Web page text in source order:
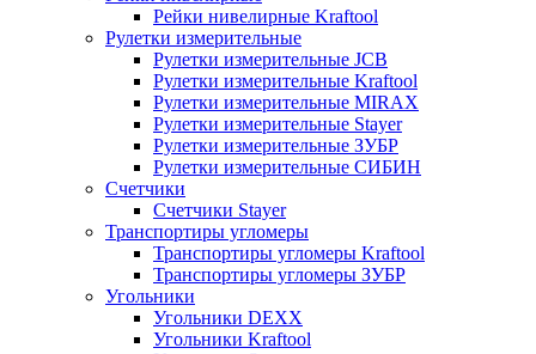
Рейки нивелирные Kraftool
Рулетки измерительные
Рулетки измерительные JCB
Рулетки измерительные Kraftool
Рулетки измерительные MIRAX
Рулетки измерительные Stayer
Рулетки измерительные ЗУБР
Рулетки измерительные СИБИН
Счетчики
Счетчики Stayer
Транспортиры угломеры
Транспортиры угломеры Kraftool
Транспортиры угломеры ЗУБР
Угольники
Угольники DEXX
Угольники Kraftool